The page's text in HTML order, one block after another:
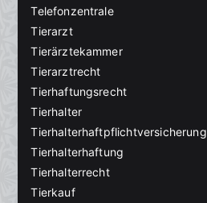
Telefonzentrale
Tierarzt
Tierärztekammer
Tierarztrecht
Tierhaftungsrecht
Tierhalter
Tierhalterhaftpflichtversicherung
Tierhalterhaftung
Tierhalterrecht
Tierkauf